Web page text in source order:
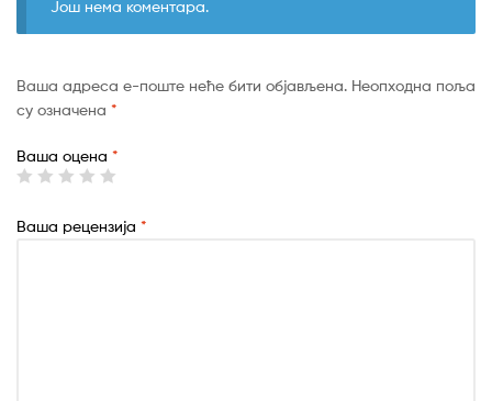
Још нема коментара.
Ваша адреса е-поште неће бити објављена. Неопходна поља
су означена *
Ваша оцена *
Ваша рецензија *